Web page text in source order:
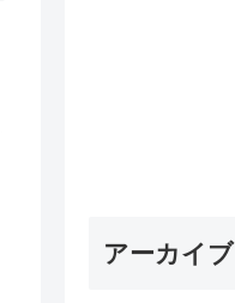
アーカイブ